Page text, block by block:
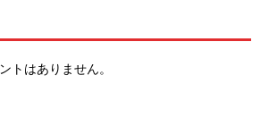
トはありません。